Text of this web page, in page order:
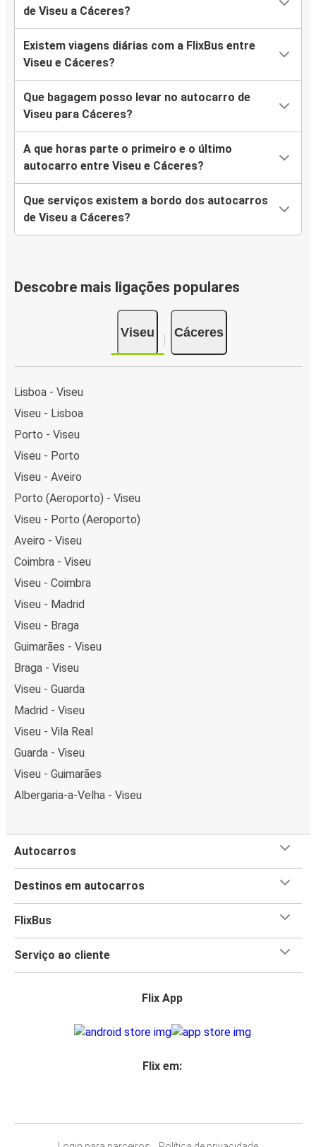
de Viseu a Cáceres?
Existem viagens diárias com a FlixBus entre
Viseu e Cáceres?
Que bagagem posso levar no autocarro de
Viseu para Cáceres?
A que horas parte o primeiro e o último
autocarro entre Viseu e Cáceres?
Que serviços existem a bordo dos autocarros
de Viseu a Cáceres?
Descobre mais ligações populares
Viseu Cáceres
Lisboa - Viseu
Viseu - Lisboa
Porto - Viseu
Viseu - Porto
Viseu - Aveiro
Porto (Aeroporto) - Viseu
Viseu - Porto (Aeroporto)
Aveiro - Viseu
Coimbra - Viseu
Viseu - Coimbra
Viseu - Madrid
Viseu - Braga
Guimarães - Viseu
Braga - Viseu
Viseu - Guarda
Madrid - Viseu
Viseu - Vila Real
Guarda - Viseu
Viseu - Guimarães
Albergaria-a-Velha - Viseu
Autocarros
Destinos em autocarros
FlixBus
Serviço ao cliente
Flix App
Flix em: